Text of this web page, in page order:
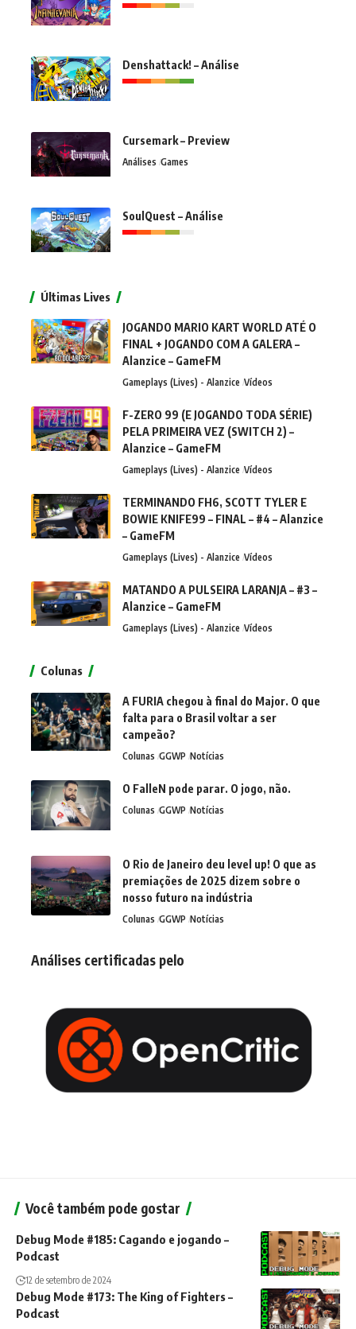
Denshattack! – Análise
Cursemark – Preview
Análises Games
SoulQuest – Análise
Últimas Lives
JOGANDO MARIO KART WORLD ATÉ O
FINAL + JOGANDO COM A GALERA –
Alanzice – GameFM
Gameplays (Lives) - Alanzice Vídeos
F-ZERO 99 (E JOGANDO TODA SÉRIE)
PELA PRIMEIRA VEZ (SWITCH 2) –
Alanzice – GameFM
Gameplays (Lives) - Alanzice Vídeos
TERMINANDO FH6, SCOTT TYLER E
BOWIE KNIFE99 – FINAL – #4 – Alanzice
– GameFM
Gameplays (Lives) - Alanzice Vídeos
MATANDO A PULSEIRA LARANJA – #3 –
Alanzice – GameFM
Gameplays (Lives) - Alanzice Vídeos
Colunas
A FURIA chegou à final do Major. O que
falta para o Brasil voltar a ser
campeão?
Colunas GGWP Notícias
O FalleN pode parar. O jogo, não.
Colunas GGWP Notícias
O Rio de Janeiro deu level up! O que as
premiações de 2025 dizem sobre o
nosso futuro na indústria
Colunas GGWP Notícias
Análises certificadas pelo
Você também pode gostar
Debug Mode #185: Cagando e jogando –
Podcast
12 de setembro de 2024
Debug Mode #173: The King of Fighters –
Podcast